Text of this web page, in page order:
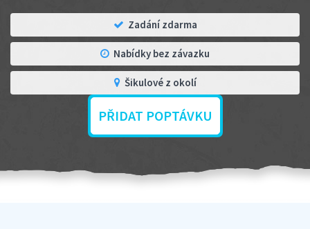
Zadání zdarma
Nabídky bez závazku
Šikulové z okolí
PŘIDAT POPTÁVKU